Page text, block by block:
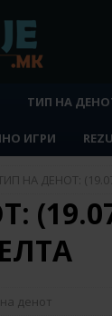
ТИП НА
ИГРИ
ТИП НА ДЕНОТ:
денот